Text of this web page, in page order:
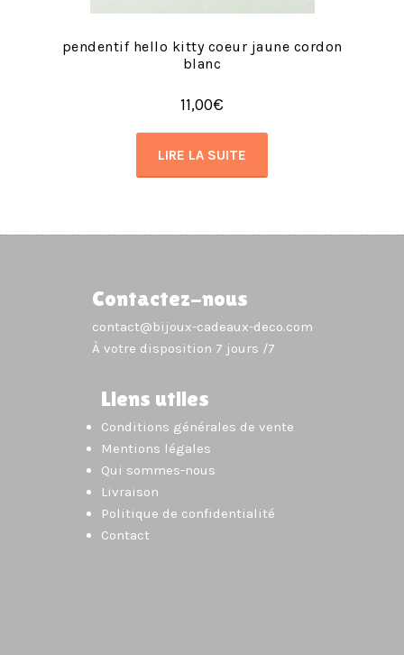
pendentif hello kitty coeur jaune cordon
blanc
11,00€
LIRE LA SUITE
Contactez-nous
contact@bijoux-cadeaux-deco.com
À votre disposition 7 jours /7
Liens utiles
Conditions générales de vente
Mentions légales
Qui sommes-nous
Livraison
Politique de confidentialité
Contact